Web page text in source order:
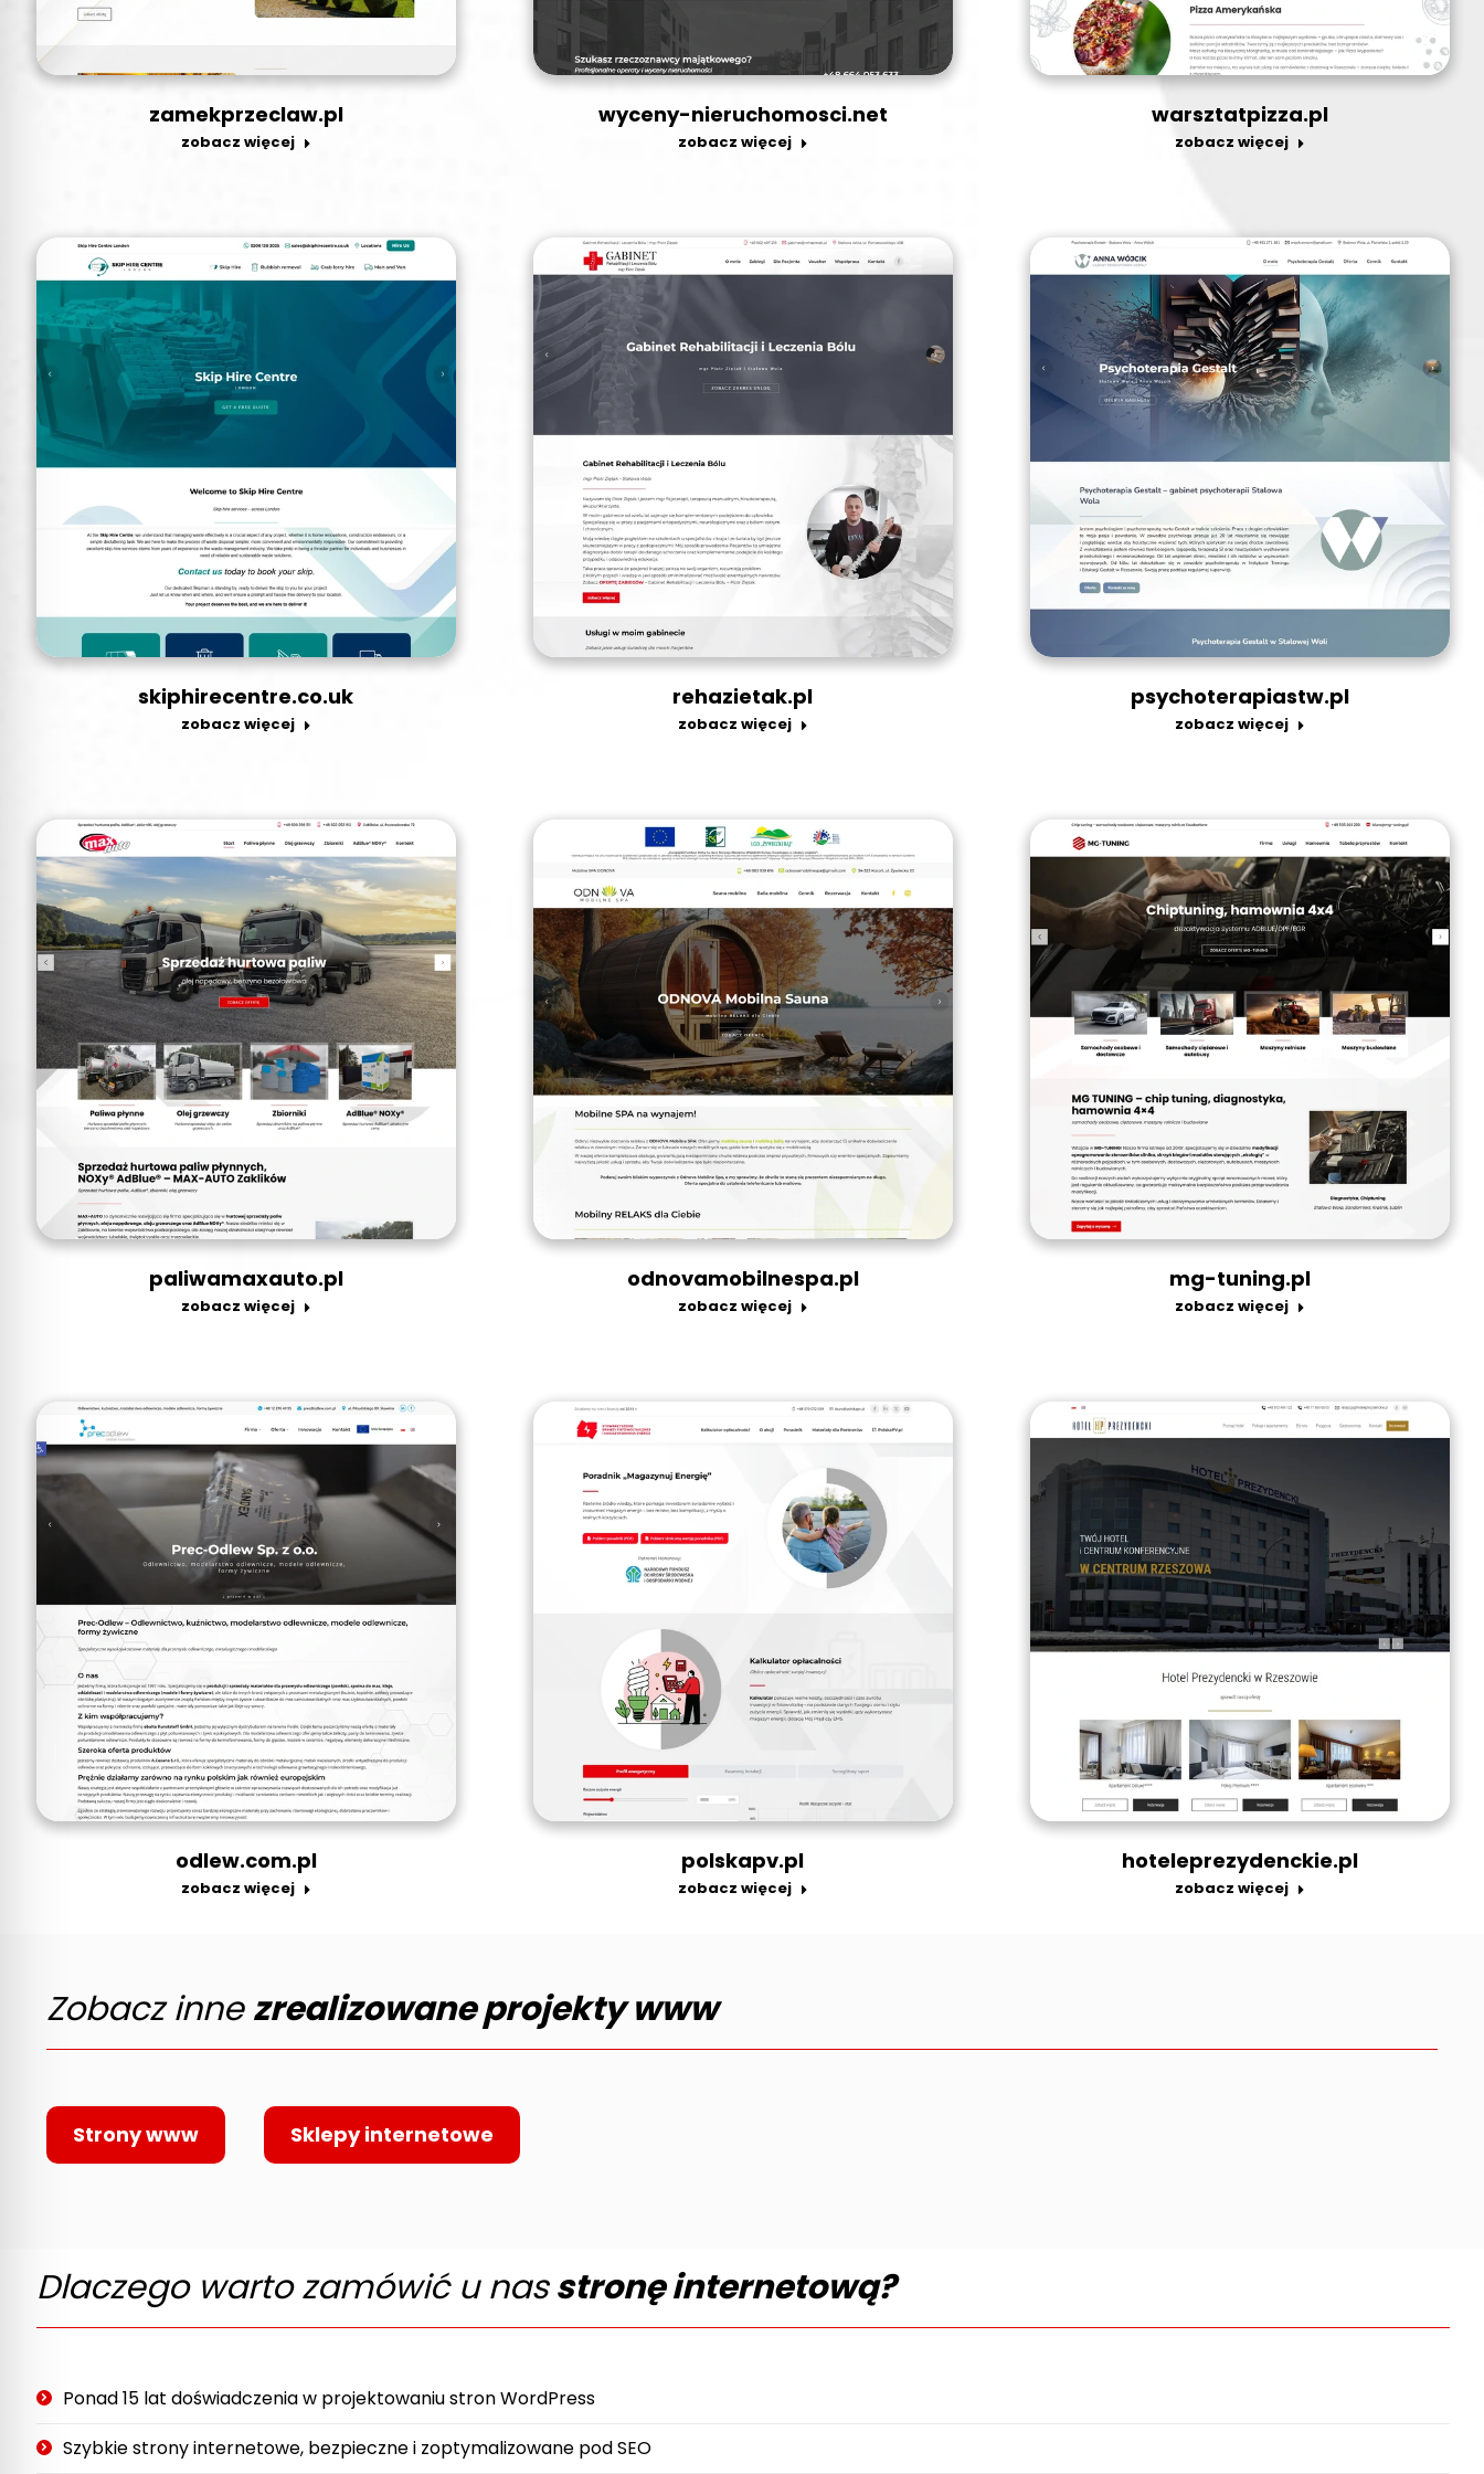
zamekprzeclaw.pl
zobacz więcej
wyceny-nieruchomosci.net
zobacz więcej
warsztatpizza.pl
zobacz więcej
skiphirecentre.co.uk
zobacz więcej
rehazietak.pl
zobacz więcej
psychoterapiastw.pl
zobacz więcej
paliwamaxauto.pl
zobacz więcej
odnovamobilnespa.pl
zobacz więcej
mg-tuning.pl
zobacz więcej
odlew.com.pl
zobacz więcej
polskapv.pl
zobacz więcej
hoteleprezydenckie.pl
zobacz więcej
Zobacz innezrealizowane projekty www
Strony www Sklepy internetowe
Dlaczego warto zamówić u nasstronę internetową?
Ponad 15 lat doświadczenia w projektowaniu stron WordPress
Szybkie strony internetowe, bezpieczne i zoptymalizowane pod SEO